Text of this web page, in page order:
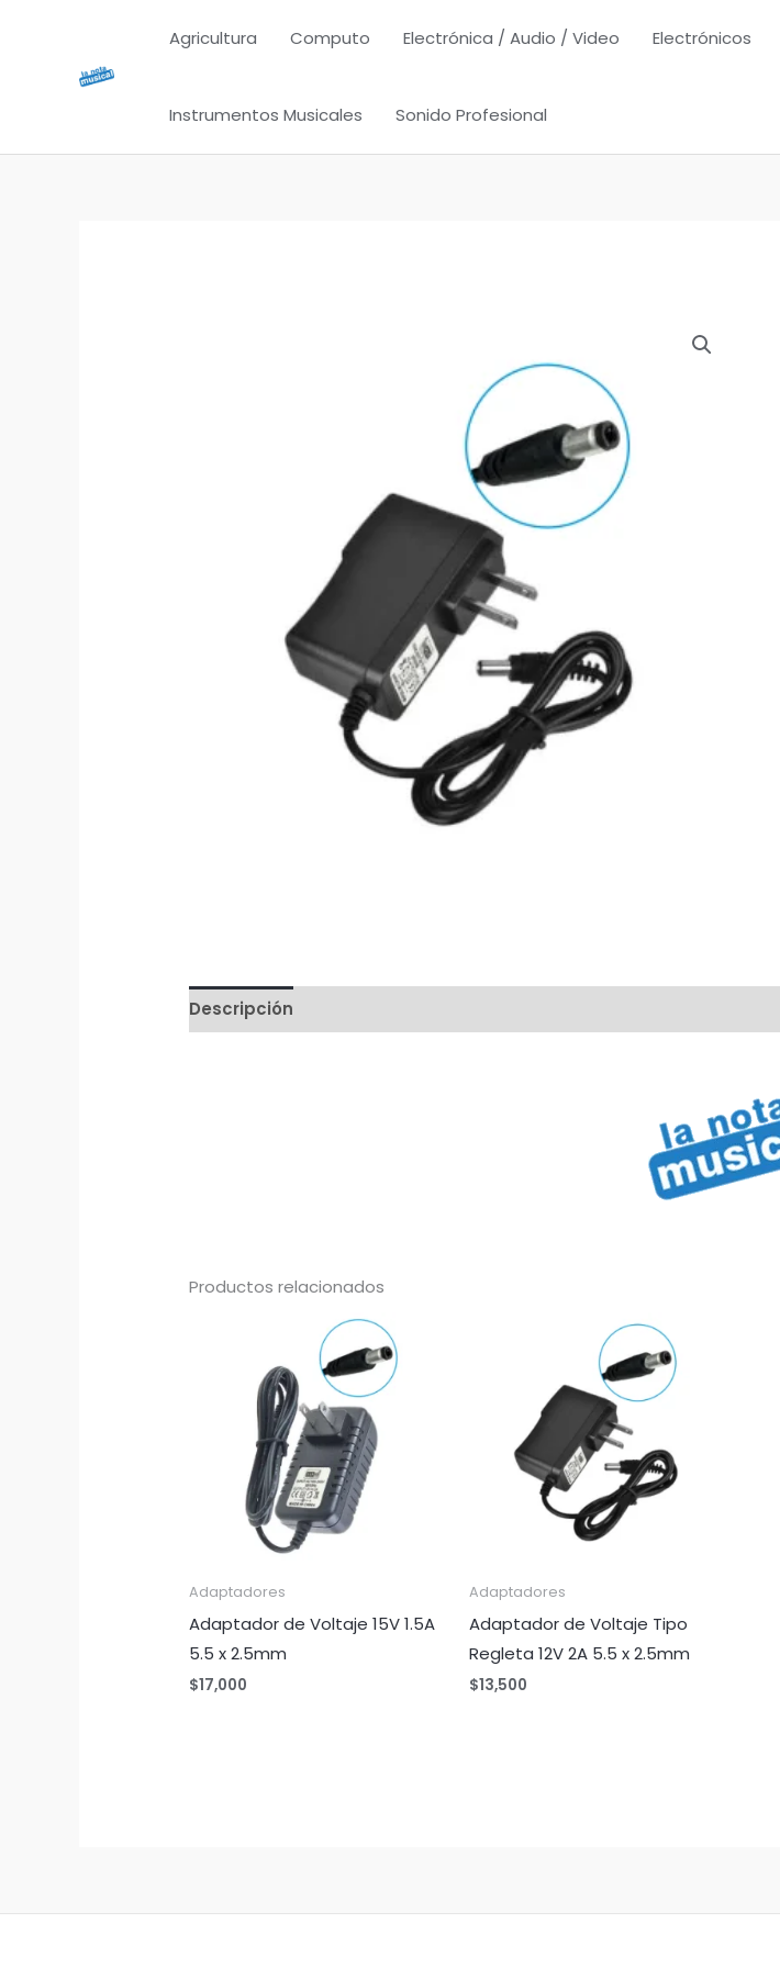
contenido
Agricultura Computo Electrónica / Audio / Video Electrónicos
Instrumentos Musicales Sonido Profesional
Descripción
Productos relacionados
Adaptadores
Adaptador de Voltaje 15V 1.5A
5.5 x 2.5mm
$17,000
Adaptadores
Adaptador de Voltaje Tipo
Regleta 12V 2A 5.5 x 2.5mm
$13,500